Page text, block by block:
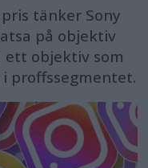
tänker Sony
på objektiv
ett objektiv som
proffssegmentet.